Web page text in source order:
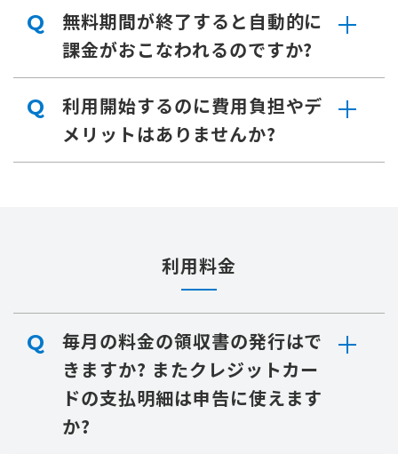
Q
無料期間が終了すると自動的に
課金がおこなわれるのですか?
Q
利用開始するのに費用負担やデ
メリットはありませんか?
利用料金
Q
毎月の料金の領収書の発行はで
きますか? またクレジットカー
ドの支払明細は申告に使えます
か?